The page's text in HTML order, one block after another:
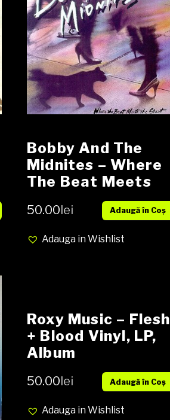
Bobby And The
Midnites – Where
The Beat Meets
The Street Vinyl,
LP, Album media
EX cover EX
consignatie
50.00lei Adaugă în Coș
Adauga in Wishlist
Roxy Music – Flesh
+ Blood Vinyl, LP,
Album
50.00lei Adaugă în Coș
Adauga in Wishlist